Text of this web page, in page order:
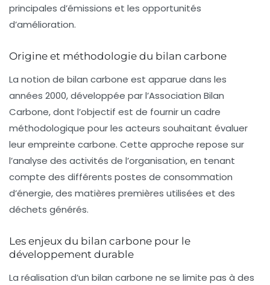
principales d’émissions et les opportunités
d’amélioration.
Origine et méthodologie du bilan carbone
La notion de bilan carbone est apparue dans les
années 2000, développée par l’Association Bilan
Carbone, dont l’objectif est de fournir un cadre
méthodologique pour les acteurs souhaitant évaluer
leur empreinte carbone. Cette approche repose sur
l’analyse des activités de l’organisation, en tenant
compte des différents postes de consommation
d’énergie, des matières premières utilisées et des
déchets générés.
Les enjeux du bilan carbone pour le
développement durable
La réalisation d’un bilan carbone ne se limite pas à des